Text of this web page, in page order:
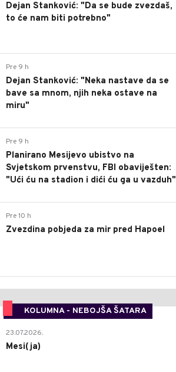
Dejan Stanković: "Da se bude zvezdaš,
to će nam biti potrebno"
Pre 9 h
Dejan Stanković: "Neka nastave da se
bave sa mnom, njih neka ostave na
miru"
Pre 9 h
Planirano Mesijevo ubistvo na
Svjetskom prvenstvu, FBI obaviješten:
"Ući ću na stadion i dići ću ga u vazduh"
Pre 10 h
Zvezdina pobjeda za mir pred Hapoel
KOLUMNA - NEBOJŠA ŠATARA
23.07.2026.
Mesi(ja)